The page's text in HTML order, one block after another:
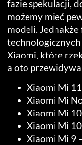
fazie spekulacji,
możemy mieć
modeli.
Xiaomi, które
a oto
Xiaomi Mi 11
Xiaomi Mi
Xiaomi Mi 10
Xiaomi Mi
Xiaomi Mi 9